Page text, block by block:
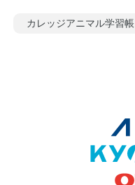
カレッジアニマル学習帳